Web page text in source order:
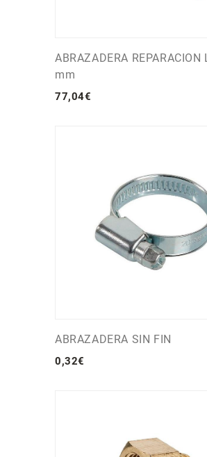
ABRAZADERA REPARACION
mm
77,04€
ABRAZADERA SIN FIN
0,32€